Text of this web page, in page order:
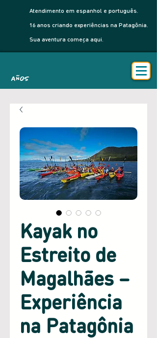
Atendimento em espanhol e português.
16 anos criando experiências na Patagônia.
Sua aventura começa aqui.
AÑOS
Kayak no
Estreito de
Magalhães –
Experiência
na Patagônia